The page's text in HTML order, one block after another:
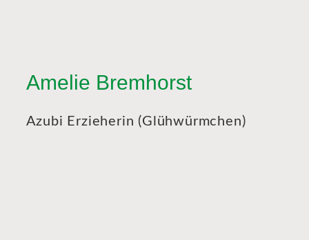
Amelie Bremhorst
Azubi Erzieherin (Glühwürmchen)